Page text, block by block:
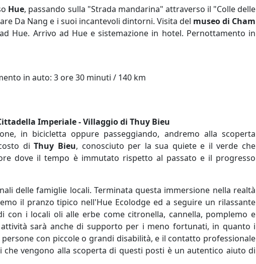
Hue, passando sulla "Strada mandarina" attraverso il "Colle delle
Da Nang e i suoi incantevoli dintorni. Visita del museo di Cham
Hue. Arrivo ad Hue e sistemazione in hotel. Pernottamento in
in auto: 3 ore 30 minuti / 140 km
Imperiale - Villaggio di Thuy Bieu
in bicicletta oppure passeggiando, andremo alla scoperta
diThuy Bieu, conosciuto per la sua quiete e il verde che
dove il tempo è immutato rispetto al passato e il progresso
delle famiglie locali. Terminata questa immersione nella realtà
il pranzo tipico nell'Hue Ecolodge ed a seguire un rilassante
con i locali oli alle erbe come citronella, cannella, pomplemo e
sarà anche di supporto per i meno fortunati, in quanto i
con piccole o grandi disabilità, e il contatto professionale
vengono alla scoperta di questi posti è un autentico aiuto di